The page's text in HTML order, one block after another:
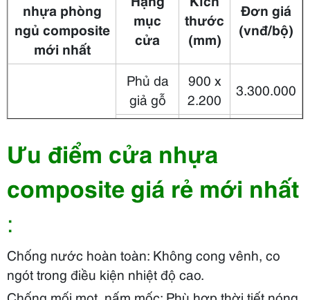
nhựa phòng
ngủ composite
mới nhất
mục
cửa
thước
(mm)
Đơn giá
(vnđ/bộ)
Composite
Phủ da
giả gỗ
900 x
2.200
3.300.000
PU
2.200
Phủ sơn
vân gỗ
900 x
2.200
4.300.000
Cửa vòm
composite
vòm
phủ da
2.200
4.410.000
Ưu điểm cửa nhựa
composite giá rẻ mới nhất
:
Chống nước hoàn toàn: Không cong vênh, co
ngót trong điều kiện nhiệt độ cao.